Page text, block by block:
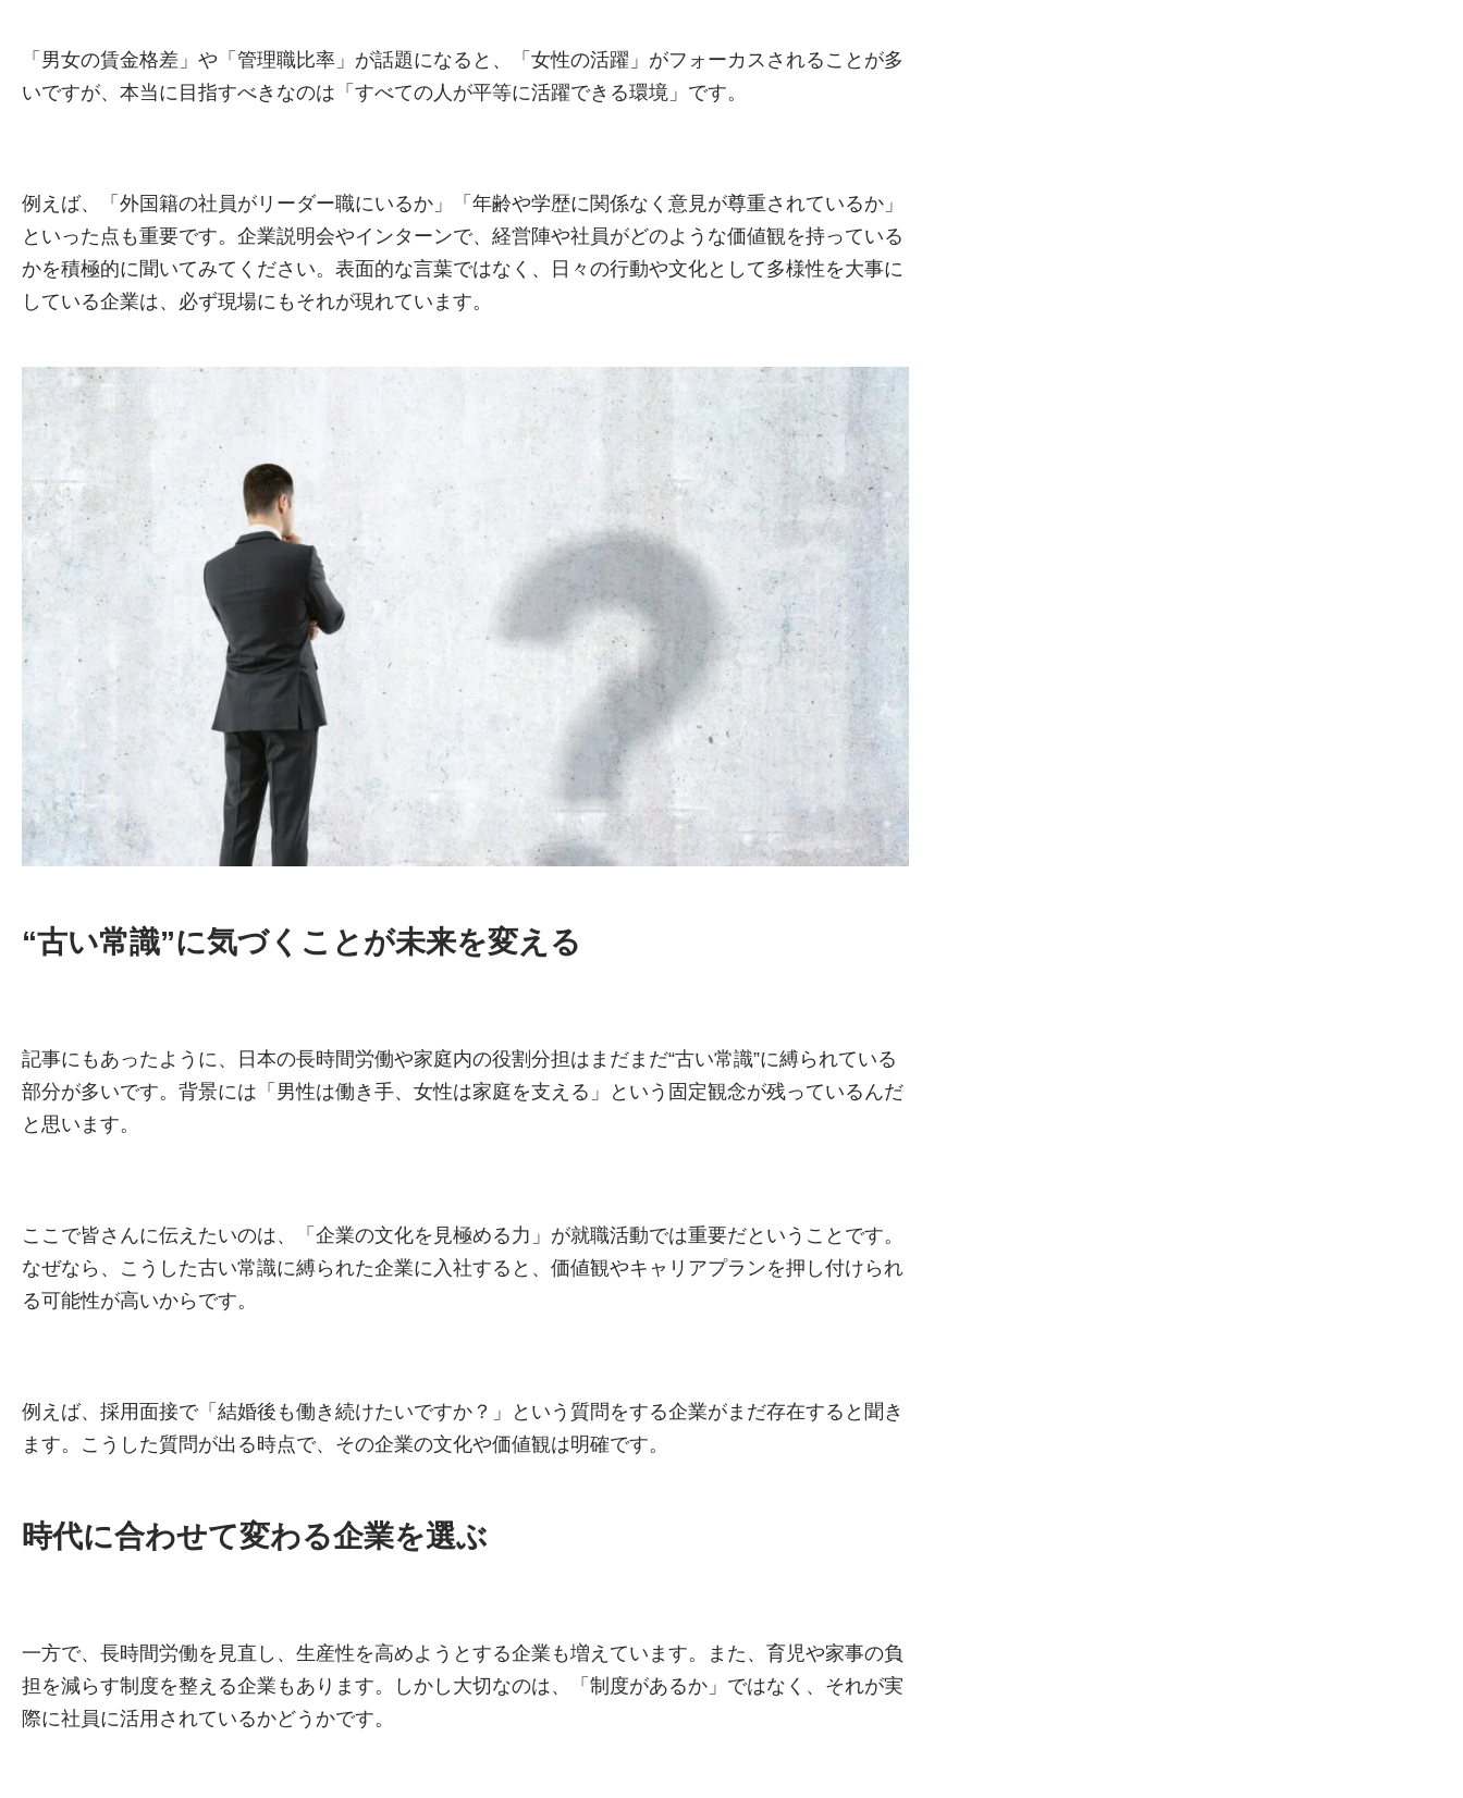
「男女の賃金格差」や「管理職比率」が話題になると、「女性の活躍」がフォーカスされることが多
いですが、本当に目指すべきなのは「すべての人が平等に活躍できる環境」です。
例えば、「外国籍の社員がリーダー職にいるか」「年齢や学歴に関係なく意見が尊重されているか」
といった点も重要です。企業説明会やインターンで、経営陣や社員がどのような価値観を持っている
かを積極的に聞いてみてください。表面的な言葉ではなく、日々の行動や文化として多様性を大事に
している企業は、必ず現場にもそれが現れています。
“古い常識”に気づくことが未来を変える
記事にもあったように、日本の長時間労働や家庭内の役割分担はまだまだ“古い常識”に縛られている
部分が多いです。背景には「男性は働き手、女性は家庭を支える」という固定観念が残っているんだ
と思います。
ここで皆さんに伝えたいのは、「企業の文化を見極める力」が就職活動では重要だということです。
なぜなら、こうした古い常識に縛られた企業に入社すると、価値観やキャリアプランを押し付けられ
る可能性が高いからです。
例えば、採用面接で「結婚後も働き続けたいですか？」という質問をする企業がまだ存在すると聞き
ます。こうした質問が出る時点で、その企業の文化や価値観は明確です。
時代に合わせて変わる企業を選ぶ
一方で、長時間労働を見直し、生産性を高めようとする企業も増えています。また、育児や家事の負
担を減らす制度を整える企業もあります。しかし大切なのは、「制度があるか」ではなく、それが実
際に社員に活用されているかどうかです。